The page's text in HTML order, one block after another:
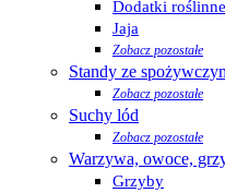
Dodatki roślinne
Jaja
Zobacz pozostałe
Standy ze
Zobacz pozostałe
Suchy lód
Zobacz pozostałe
Warzywa, owoce,
Grzyby